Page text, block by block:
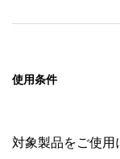
使用条件
対象製品をご使用